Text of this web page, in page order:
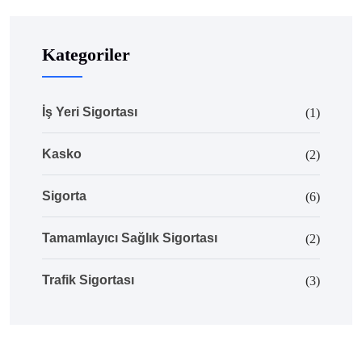
Kategoriler
İş Yeri Sigortası (1)
Kasko (2)
Sigorta (6)
Tamamlayıcı Sağlık Sigortası (2)
Trafik Sigortası (3)